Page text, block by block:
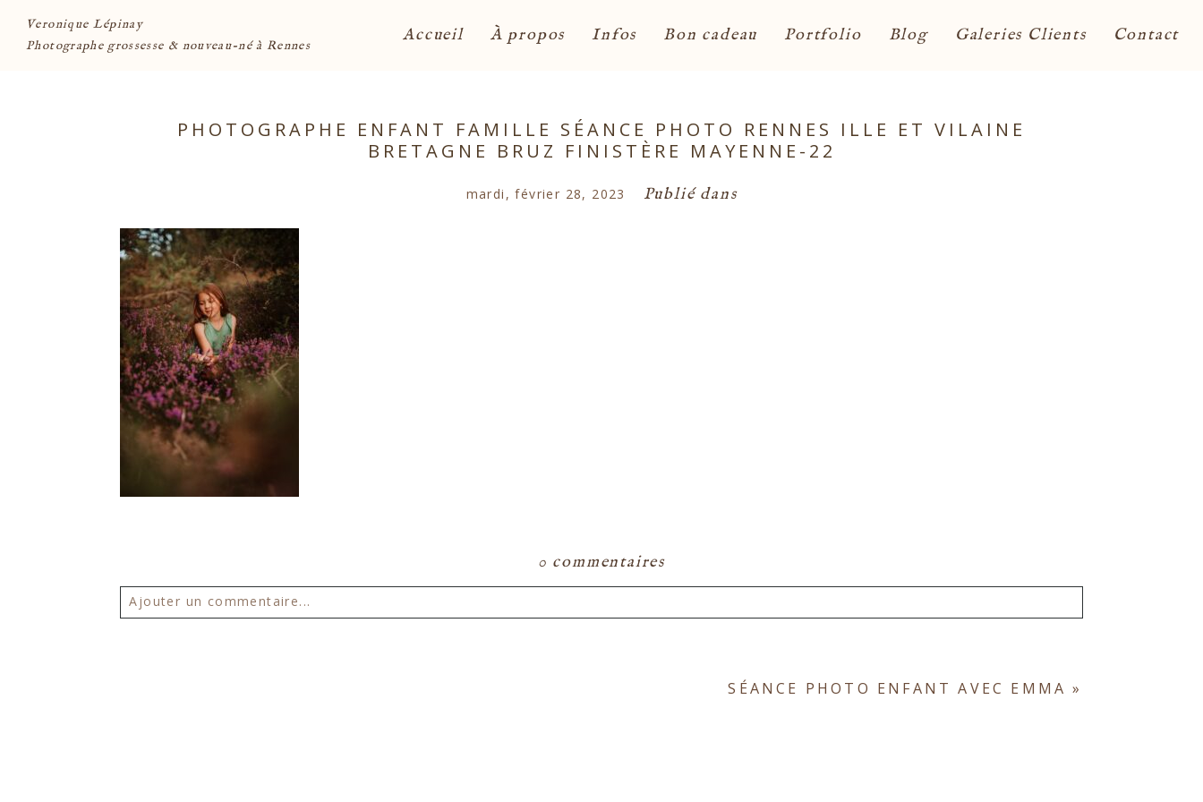
Veronique Lépinay
Photographe grossesse & nouveau-né à Rennes
Accueil À propos Infos Bon cadeau Portfolio Blog Galeries Clients Contact
PHOTOGRAPHE ENFANT FAMILLE SÉANCE PHOTO RENNES ILLE ET VILAINE
BRETAGNE BRUZ FINISTÈRE MAYENNE-22
mardi, février 28, 2023 Publié dans
0 commentaires
Ajouter un commentaire...
SÉANCE PHOTO ENFANT AVEC EMMA »